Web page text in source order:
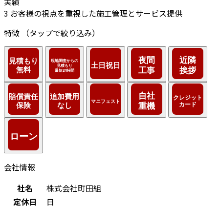
3 お客様の視点を重視した施工管理とサービス提供
特徴
（タップで絞り込み）
会社情報
社名
株式会社町田組
定休日
日